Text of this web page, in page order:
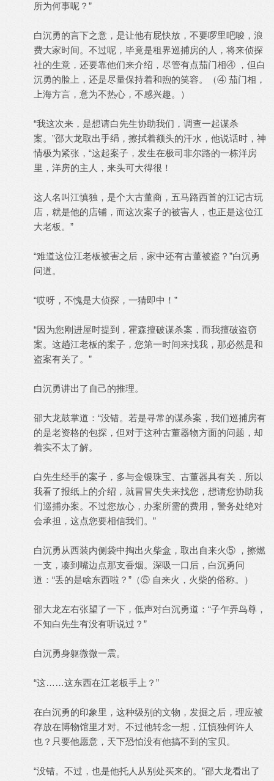
所为何事呢？”
白沉勇的言下之意，是让他有屁快放，不要啰里吧唆，浪
费大家时间。不过呢，毕竟是租界巡捕房的人，将来侦探
社的生意，还要靠他们来介绍，尽管有点茄门相④ ，但白
沉勇的脸上，还是尽量保持着和煦的笑容。（④ 茄门相，
上海方言，意为不热心，不感兴趣。）
“我这次来，是想请白先生协助我们，调查一起谋杀
案。”邵大龙取出手绢，擦拭着额头的汗水，他说话时，神
情极为紧张，“这起案子，发生在极司非尔路的一栋洋房
里，洋房的主人，来头可大得很！
这人名叫江慎独，是个大古董商，五马路西首的江记古玩
店，就是他的店铺，而这次案子的被害人，也正是这位江
大老板。”
“难道这位江老板被害之后，家中还有古董被盗？”白沉勇
问道。
“哎呀，不愧是大侦探，一猜即中！”
“因为您刚进屋时提到，霍森擅破谋杀案，而我擅破盗窃
案。这趟江老板的案子，您第一时间来找我，那必然是和
盗案有关了。”
白沉勇讲出了自己的推理。
邵大龙鼓掌道：“没错。若是寻常的谋杀案，我们巡捕房有
的是老资格的包探，但对于这种古董器物方面的问题，却
着实不太了解。
白先生经手的案子，多与金银珠宝、古董器具有关，所以
我看了报纸上的介绍，就冒冒失失来找您，想请您协助我
们巡捕办案。不过您放心，办案所需的费用，警务处绝对
会承担，这点您要相信我们。”
白沉勇从西装内侧袋中掏出火柴盒，取出自来火⑤ ，擦燃
一支，凑到嘴边点那支香烟。深吸一口后，白沉勇问
道：“丢的是啥东西啦？”（⑤ 自来火，火柴的俗称。）
邵大龙左右张望了一下，低声对白沉勇道：“子乍弄鸟尊，
不知白先生有没有听说过？”
白沉勇身躯微微一震。
“这……这东西在江老板手上？”
在白沉勇的印象里，这种级别的文物，发掘之后，理应被
存放在博物馆里才对。不过他转念一想，江慎独何许人
也？只要他愿意，天下恐怕没有他搞不到的宝贝。
“没错。不过，也是他托人从别处买来的。”邵大龙看出了